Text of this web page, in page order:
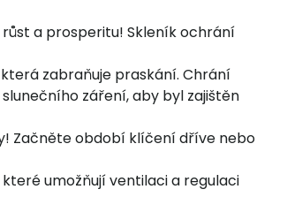
a prosperitu! Skleník ochrání
zabraňuje praskání. Chrání
záření, aby byl zajištěn
Začněte období klíčení dříve nebo
umožňují ventilaci a regulaci